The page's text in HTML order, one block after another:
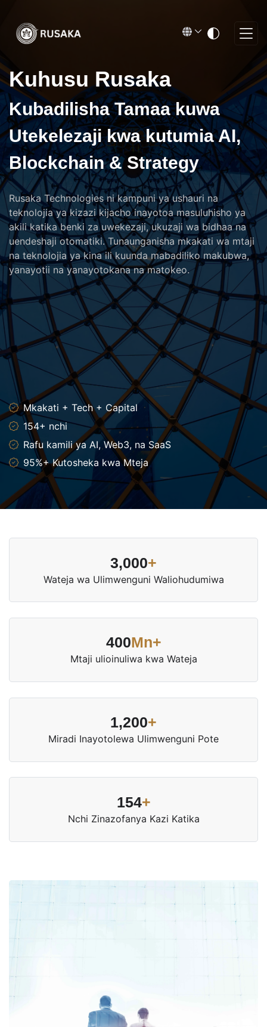
Kuhusu Rusaka
Kubadilisha Tamaa kuwa
Utekelezaji kwa kutumia AI,
Blockchain & Strategy
Rusaka Technologies ni kampuni ya ushauri na
teknolojia ya kizazi kijacho inayotoa masuluhisho ya
akili katika benki za uwekezaji, ukuzaji wa bidhaa na
uendeshaji otomatiki. Tunaunganisha mkakati wa mtaji
na teknolojia ya kina ili kuunda mabadiliko makubwa,
yanayotii na yanayotokana na matokeo.
Mkakati + Tech + Capital
154+ nchi
Rafu kamili ya AI, Web3, na SaaS
95%+ Kutosheka kwa Mteja
3,000+
Wateja wa Ulimwenguni Waliohudumiwa
400Mn+
Mtaji ulioinuliwa kwa Wateja
1,200+
Miradi Inayotolewa Ulimwenguni Pote
154+
Nchi Zinazofanya Kazi Katika